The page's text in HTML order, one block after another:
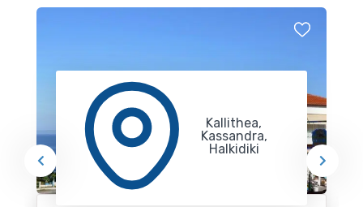
Kallithea,
Kassandra,
Halkidiki